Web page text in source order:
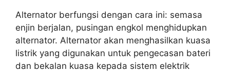
Alternator berfungsi dengan cara ini: semasa
enjin berjalan, pusingan engkol menghidupkan
alternator. Alternator akan menghasilkan kuasa
listrik yang digunakan untuk pengecasan bateri
dan bekalan kuasa kepada sistem elektrik